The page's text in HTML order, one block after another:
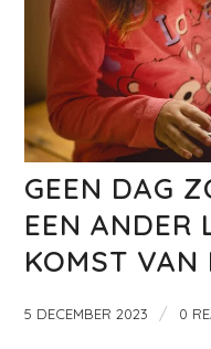
GEEN DAG
EEN ANDER
KOMST VAN
5 DECEMBER 2023 / 0